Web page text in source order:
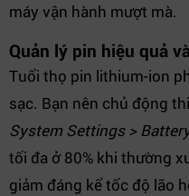
máy vận hành mượt mà.
Quản lý pin hiệu quả
Tuổi thọ pin lithium-ion
sạc. Bạn nên chủ động
System Settings >
tối đa ở 80% khi thường
giảm đáng kể tốc độ lão